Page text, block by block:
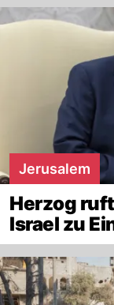
Jerusalem
Herzog
Israel zu